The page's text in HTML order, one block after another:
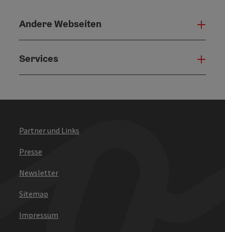
Andere Webseiten
Services
Partner und Links
Presse
Newsletter
Sitemap
Impressum